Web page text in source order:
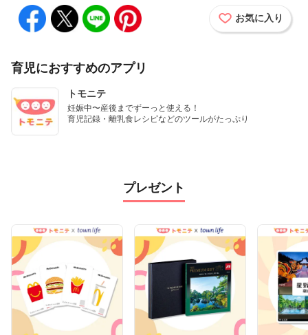
お気に入り
育児におすすめのアプリ
トモニテ
妊娠中〜産後までずーっと使える！
育児記録・離乳食レシピなどのツールがたっぷり
プレゼント